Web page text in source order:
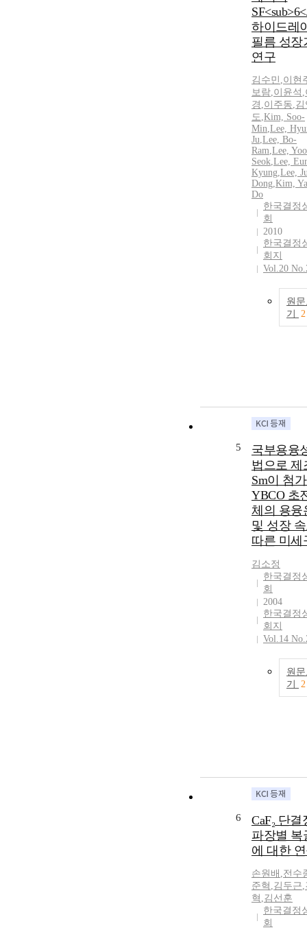
하이드레
필름 성장
연구
김수민 ,이현
보람,이윤석 ,
경 ,이주동,김
도,Kim, Soo-
Min,Lee,
Ju,Lee, Bo-
Ram,Lee,
Seok,Lee,
Kyung,Lee,
Dong,Kim,
Do
한국결정
회
2010
한국결정
회지
Vol.20
원
기
2
5
국부용융
법으로 제
Sm이 첨
YBCO 초
체의 용융
및 성장
따른 미세
김소정
한국결정
회
2004
한국결정
회지
Vol.14
원
기
2
6
CaF₂ 단결
파장별 복
에 대한
손원배 ,전수
준혁 ,김두근,
혁 ,김선훈
한국결정
회